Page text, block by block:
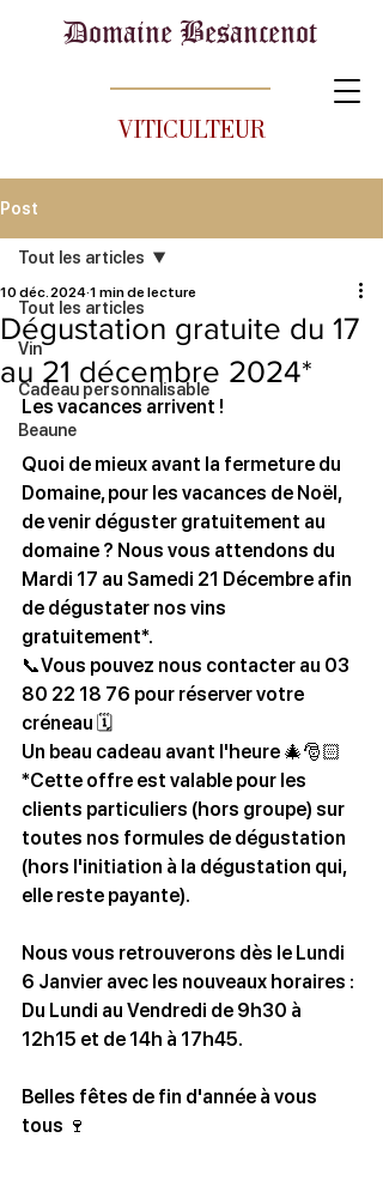
Domaine Besancenot
VITICULTEUR
Post
Tout les articles
Vin
Cadeau personnalisable
Beaune
Tout les articles
Dégustation gratuite du 17
au 21 décembre 2024*
10 déc. 2024 1 min de lecture
Les vacances arrivent !
Quoi de mieux avant la fermeture du
Domaine, pour les vacances de Noël,
de venir déguster gratuitement au
domaine ? Nous vous attendons du
Mardi 17 au Samedi 21 Décembre afin
de dégustater nos vins
gratuitement*.
📞Vous pouvez nous contacter au 03
80 22 18 76 pour réserver votre
créneau 🗓️
Un beau cadeau avant l'heure 🎄🎅🏻
*Cette offre est valable pour les
clients particuliers (hors groupe) sur
toutes nos formules de dégustation
(hors l'initiation à la dégustation qui,
elle reste payante).
Nous vous retrouverons dès le Lundi
6 Janvier avec les nouveaux horaires :
Du Lundi au Vendredi de 9h30 à
12h15 et de 14h à 17h45.
Belles fêtes de fin d'année à vous
tous 🍷